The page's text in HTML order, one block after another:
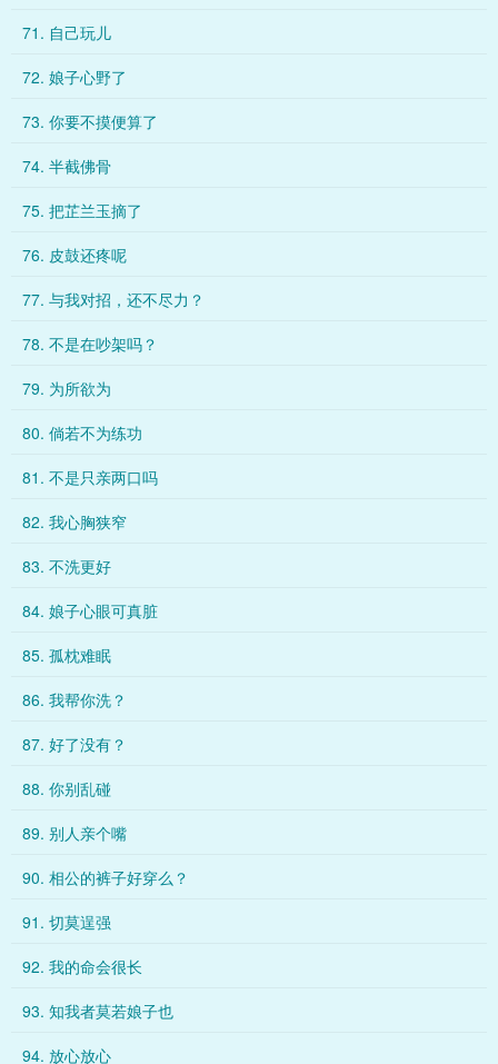
71. 自己玩儿
72. 娘子心野了
73. 你要不摸便算了
74. 半截佛骨
75. 把芷兰玉摘了
76. 皮鼓还疼呢
77. 与我对招，还不尽力？
78. 不是在吵架吗？
79. 为所欲为
80. 倘若不为练功
81. 不是只亲两口吗
82. 我心胸狭窄
83. 不洗更好
84. 娘子心眼可真脏
85. 孤枕难眠
86. 我帮你洗？
87. 好了没有？
88. 你别乱碰
89. 别人亲个嘴
90. 相公的裤子好穿么？
91. 切莫逞强
92. 我的命会很长
93. 知我者莫若娘子也
94. 放心放心